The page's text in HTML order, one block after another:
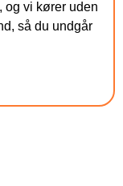
og vi kører uden
så du undgår